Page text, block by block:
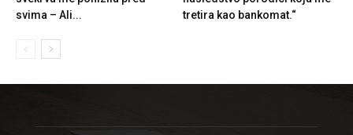
svima – Ali...
tretira kao bankomat.“